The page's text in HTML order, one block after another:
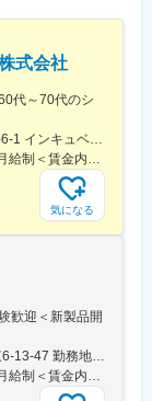
ない風土です）
あり。
～神奈川エリアか
だきますが、将来
可能です。
て、後進育成等も
式会社
代～70代のシ
＜勤務地詳細＞本社住所：東京都昭島市東町3-6-1 インキュベーションオフィス・TAMA306号室勤務地最寄駅：ＪＲ青梅線/ＪＲ五日市線／西立川駅受動喫煙対策：屋内全面禁煙変更の範囲：会社の定める事業所（リモートワーク含む）
＜予定年収＞250万円～350万円＜賃金形態＞月給制＜賃金内訳＞月額（基本給）：210,000円～300,000円＜月給＞210,000円～300,000円＜昇給有無＞有＜残業手当＞有賃金はあくまでも目安の金額であり、選考を通じて上下する可能性があります。月給(月額)は固定手当を含めた表記です。
気になる
歓迎＜新製品開
＜勤務地詳細＞本社住所：大阪市平野区加美東6-13-47 勤務地最寄駅：JR 大和路線／加美駅受動喫煙対策：敷地内喫煙可能場所あり
＜予定年収＞510万円～635万円＜賃金形態＞月給制＜賃金内訳＞月額（基本給）：350,000円～390,000円＜月給＞350,000円～390,000円＜昇給有無＞有＜残業手当＞有＜給与補足＞■昇給：年1回 ■賞与：年2回 計5.3ヶ月（過去5年平均実績）業績好調により、過去最高益を更新しております。賃金はあくまでも目安の金額であり、選考を通じて上下する可能性があります。月給(月額)は固定手当を含めた表記です。